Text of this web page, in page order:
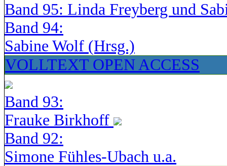
Band 95: Linda Freyberg und
Band 94:
Sabine Wolf (Hrsg.)
VOLLTEXT OPEN ACCESS
Band 93:
Frauke Birkhoff
Band 92:
Simone Fühles-Ubach u.a.